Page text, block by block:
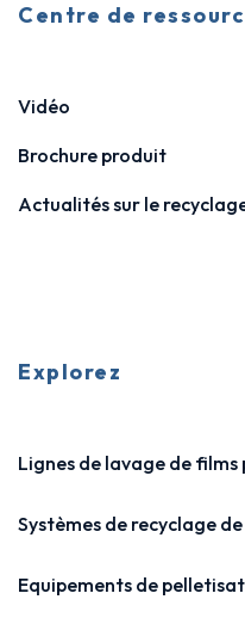
Centre de
Vidéo
Brochure produit
Actualités sur le
Explorez
Lignes de lavage de films
Systèmes de recyclage
Equipements de